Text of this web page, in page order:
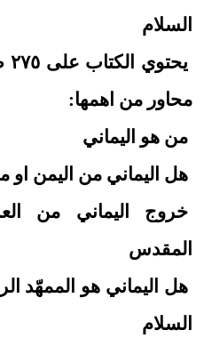
السلام
محاور من اهمها:
من هو اليماني
هل اليماني من اليمن او
خروج اليماني من
المقدس
هل اليماني هو الممهّد
السلام